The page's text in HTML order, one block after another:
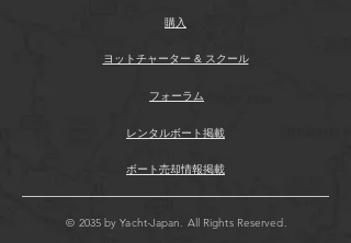
購入
ヨットチャーター & スクール
フォーラム
レンタルボート掲載
ボート売却情報掲載
© 2035 by Yacht-Japan. All Rights Reserved.